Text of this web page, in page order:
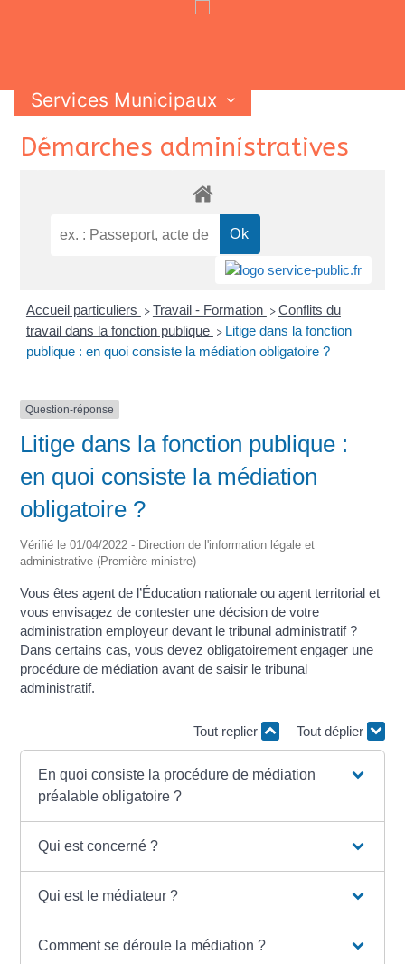
Services Municipaux
Vie Municipale
Vie Pratique
Contactez-nous
SkipDémarches administratives
Accueil particuliers > Travail - Formation > Conflits du
travail dans la fonction publique > Litige dans la fonction
publique : en quoi consiste la médiation obligatoire ?
Question-réponse
Litige dans la fonction publique :
en quoi consiste la médiation
obligatoire ?
Vérifié le 01/04/2022 - Direction de l'information légale et
administrative (Première ministre)
Vous êtes agent de l’Éducation nationale ou agent territorial et
vous envisagez de contester une décision de votre
administration employeur devant le tribunal administratif ?
Dans certains cas, vous devez obligatoirement engager une
procédure de médiation avant de saisir le tribunal
administratif.
Tout replier Tout déplier
En quoi consiste la procédure de médiation
préalable obligatoire ?
Qui est concerné ?
Qui est le médiateur ?
Comment se déroule la médiation ?